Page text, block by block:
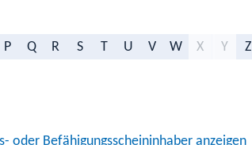
P Q R S T U V W X Y Z
oder Befähigungsscheininhaber anzeigen